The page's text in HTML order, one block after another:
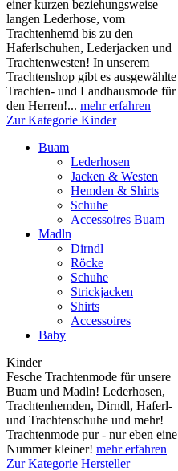
einer kurzen beziehungsweise
langen Lederhose, vom
Trachtenhemd bis zu den
Haferlschuhen, Lederjacken und
Trachtenwesten! In unserem
Trachtenshop gibt es ausgewählte
Trachten- und Landhausmode für
den Herren!... mehr erfahren
Zur Kategorie Kinder
Buam
Lederhosen
Jacken & Westen
Hemden & Shirts
Schuhe
Accessoires Buam
Madln
Dirndl
Röcke
Schuhe
Strickjacken
Shirts
Accessoires
Baby
Kinder
Fesche Trachtenmode für unsere
Buam und Madln! Lederhosen,
Trachtenhemden, Dirndl, Haferl-
und Trachtenschuhe und mehr!
Trachtenmode pur - nur eben eine
Nummer kleiner! mehr erfahren
Zur Kategorie Hersteller